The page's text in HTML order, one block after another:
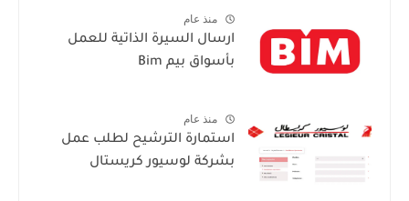
منذ عام
ارسال السيرة الذاتية للعمل
بأسواق بيم Bim
منذ عام
استمارة الترشيح لطلب عمل
بشركة لوسيور كريستال